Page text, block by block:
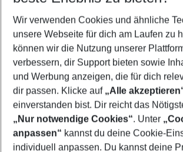
2 Erwachsene Keine Kinder
Mehr Filter anzeigen
Footer
Footer navigation
Wir verwenden Cookies und ähnliche
unsere Webseite für dich am Laufen zu
können wir die Nutzung unserer
verbessern, dir Support bieten sowie
und Werbung anzeigen, die für dich
dir passen. Klicke auf „Alle
einverstanden bist. Dir reicht das
„Nur notwendige Cookies“. Unter
anpassen“ kannst du deine Cookie-
individuell anpassen. Du kannst deine